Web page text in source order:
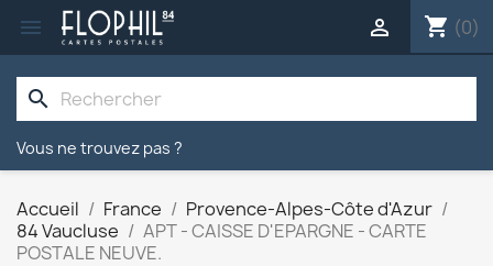
 shopping_cart (0)

search
Vous ne trouvez pas ?
Accueil France
Provence-Alpes-Côte d'Azur
84 Vaucluse
APT - CAISSE D'EPARGNE - CARTE
POSTALE NEUVE.